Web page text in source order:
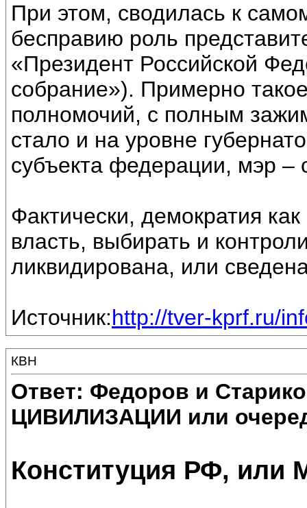
При этом, сводилась к
бесправию роль
«Президент Российской
собрание»). Примерно
полномочий, с полным
стало и на уровне
субъекта федерации, мэр –
Фактически, демократия
власть, выбирать и
ликвидирована, или
Источник:http://tver-kprf.ru/
КВН
Ответ: Федоров и
ЦИВИЛИЗАЦИИ или
Конституция РФ, или